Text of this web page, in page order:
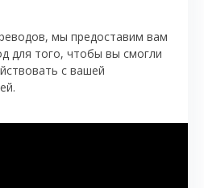
мы предоставим вам
для того, чтобы вы смогли
с вашей